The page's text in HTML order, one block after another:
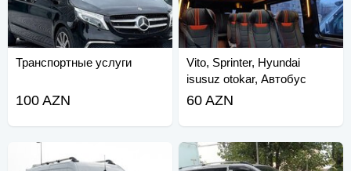
Транспортные услуги
100 AZN
Vito, Sprinter, Hyundai
isusuz otokar, Автобус
60 AZN